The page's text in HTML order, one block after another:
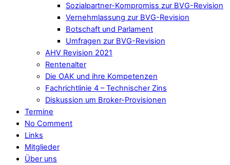
Sozialpartner-Kompromiss zur BVG-Revision
Vernehmlassung zur BVG-Revision
Botschaft und Parlament
Umfragen zur BVG-Revision
AHV Revision 2021
Rentenalter
Die OAK und ihre Kompetenzen
Fachrichtlinie 4 – Technischer Zins
Diskussion um Broker-Provisionen
Termine
No Comment
Links
Mitglieder
Über uns